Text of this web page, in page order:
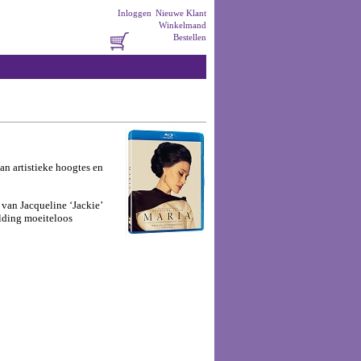
Nieuwe Klant
Inloggen
Winkelmand
Bestellen
artistieke hoogtes en
Jacqueline ‘Jackie’
moeiteloos